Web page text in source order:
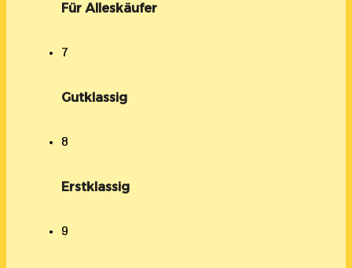
Für Alleskäufer
7
Gutklassig
8
Erstklassig
9